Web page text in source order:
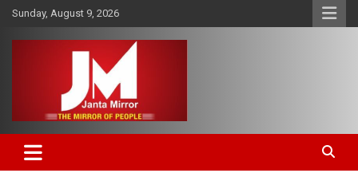
Skip
content
Sunday, August 9, 2026
Janta Mirror